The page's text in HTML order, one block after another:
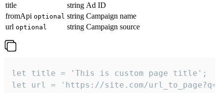
title
string Ad ID
fromApi optional string Campaign name
url optional string Campaign source
let title = 'This is custom page title';
let url = 'https://site.com/